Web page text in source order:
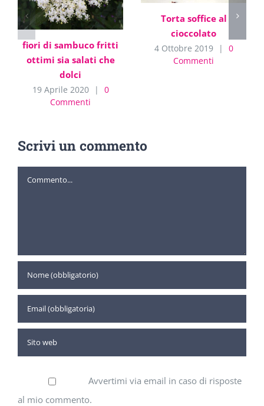
fiori di sambuco fritti
ottimi sia salati che
dolci
19 Aprile 2020 |
0
Commenti
Torta soffice al
cioccolato
4 Ottobre 2019 |
0
Commenti
Scrivi un commento
Commento
Avvertimi via email in caso di risposte
al mio commento.